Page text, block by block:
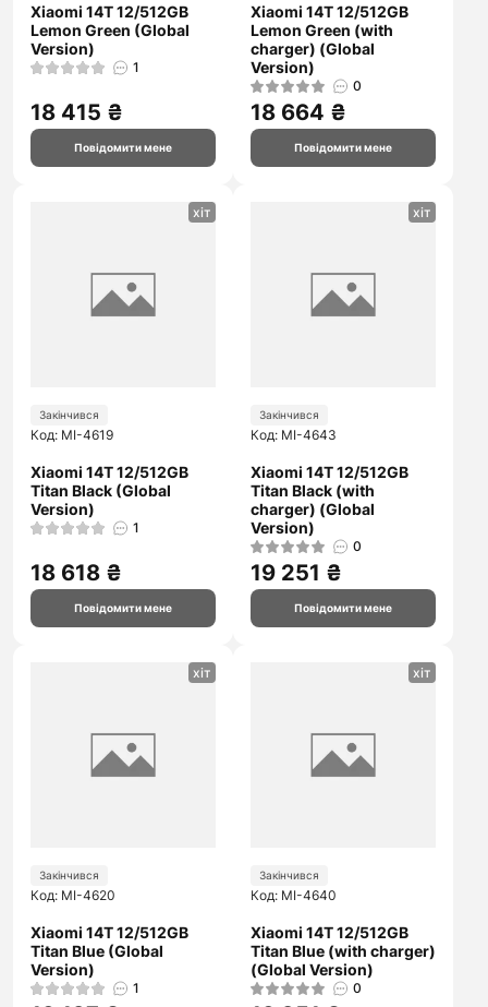
Xiaomi 14T 12/512GB
Lemon Green (Global
Version)
1
18 415 ₴
Повідомити мене
Xiaomi 14T 12/512GB
Lemon Green (with
charger) (Global
Version)
0
18 664 ₴
Повідомити мене
хіт
Закінчився
Код: MI-4619
Xiaomi 14T 12/512GB
Titan Black (Global
Version)
1
18 618 ₴
Повідомити мене
хіт
Закінчився
Код: MI-4643
Xiaomi 14T 12/512GB
Titan Black (with
charger) (Global
Version)
0
19 251 ₴
Повідомити мене
хіт
Закінчився
Код: MI-4620
Xiaomi 14T 12/512GB
Titan Blue (Global
Version)
1
хіт
Закінчився
Код: MI-4640
Xiaomi 14T 12/512GB
Titan Blue (with charger)
(Global Version)
0